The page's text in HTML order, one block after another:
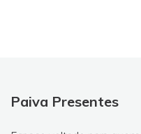
Paiva Presentes